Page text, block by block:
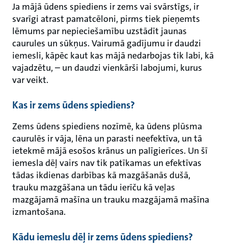
Ja mājā ūdens spiediens ir zems vai svārstīgs, ir
svarīgi atrast pamatcēloni, pirms tiek pieņemts
lēmums par nepieciešamību uzstādīt jaunas
caurules un sūkņus. Vairumā gadījumu ir daudzi
iemesli, kāpēc kaut kas mājā nedarbojas tik labi, kā
vajadzētu, – un daudzi vienkārši labojumi, kurus
var veikt.
Kas ir zems ūdens spiediens?
Zems ūdens spiediens nozīmē, ka ūdens plūsma
caurulēs ir vāja, lēna un parasti neefektīva, un tā
ietekmē mājā esošos krānus un palīgierīces. Un šī
iemesla dēļ vairs nav tik patīkamas un efektīvas
tādas ikdienas darbības kā mazgāšanās dušā,
trauku mazgāšana un tādu ierīču kā veļas
mazgājamā mašīna un trauku mazgājamā mašīna
izmantošana.
Kādu iemeslu dēļ ir zems ūdens spiediens?